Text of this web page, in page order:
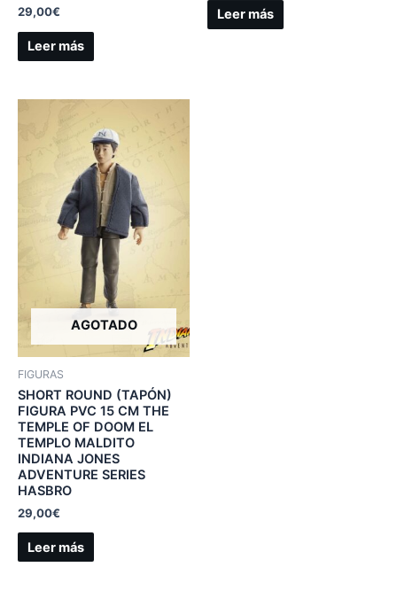
29,00€
Leer más
Leer más
AGOTADO
FIGURAS
SHORT ROUND (TAPÓN)
FIGURA PVC 15 CM THE
TEMPLE OF DOOM EL
TEMPLO MALDITO
INDIANA JONES
ADVENTURE SERIES
HASBRO
29,00€
Leer más